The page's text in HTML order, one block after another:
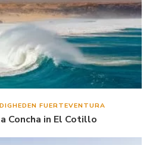
FUERTEVENTURA
Concha in El Cotillo